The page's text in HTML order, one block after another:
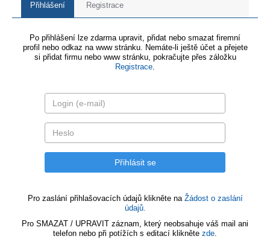
Přihlášení Registrace
Po přihlášení lze zdarma upravit, přidat nebo smazat firemní
profil nebo odkaz na www stránku. Nemáte-li ještě účet a přejete
si přidat firmu nebo www stránku, pokračujte přes záložku
Registrace.
Pro zaslání přihlašovacích údajů klikněte na Žádost o zaslání
údajů.
Pro SMAZAT / UPRAVIT záznam, který neobsahuje váš mail ani
telefon nebo při potížích s editací klikněte zde.